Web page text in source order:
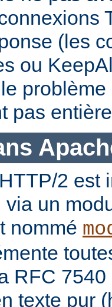
(les
ou
pas
2 est
un
nommé
RFC
texte pur